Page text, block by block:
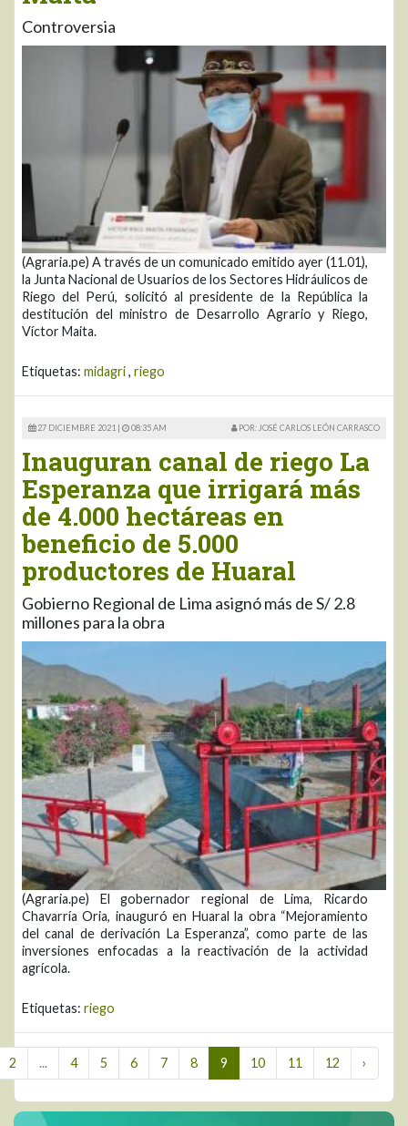
Controversia
(Agraria.pe) A través de un comunicado emitido ayer (11.01),
la Junta Nacional de Usuarios de los Sectores Hidráulicos de
Riego del Perú, solicitó al presidente de la República la
destitución del ministro de Desarrollo Agrario y Riego,
Víctor Maita.
Etiquetas: midagri, riego
27 DICIEMBRE 2021 | 08:35 AM POR: JOSÉ CARLOS LEÓN CARRASCO
Inauguran canal de riego La
Esperanza que irrigará más
de 4.000 hectáreas en
beneficio de 5.000
productores de Huaral
Gobierno Regional de Lima asignó más de S/ 2.8
millones para la obra
(Agraria.pe) El gobernador regional de Lima, Ricardo
Chavarría Oria, inauguró en Huaral la obra “Mejoramiento
del canal de derivación La Esperanza”, como parte de las
inversiones enfocadas a la reactivación de la actividad
agrícola.
Etiquetas: riego
2 ... 4 5 6 7 8 9 10 11 12 ›